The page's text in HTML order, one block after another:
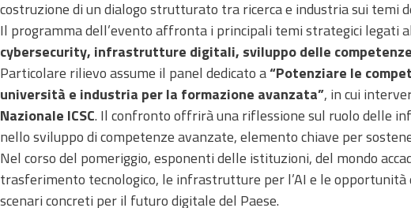
costruzione di un dialogo strutturato tra ricerca e industria sui temi
Il programma dell’evento affronta i principali temi strategici legati
cybersecurity, infrastrutture digitali, sviluppo delle
Particolare rilievo assume il panel dedicato a“Potenziare le
università e industria per la formazione avanzata”, in cui
Nazionale ICSC. Il confronto offrirà una riflessione sul ruolo delle
nello sviluppo di competenze avanzate, elemento chiave per
Nel corso del pomeriggio, esponenti delle istituzioni, del mondo
trasferimento tecnologico, le infrastrutture per l’AI e le
scenari concreti per il futuro digitale del Paese.